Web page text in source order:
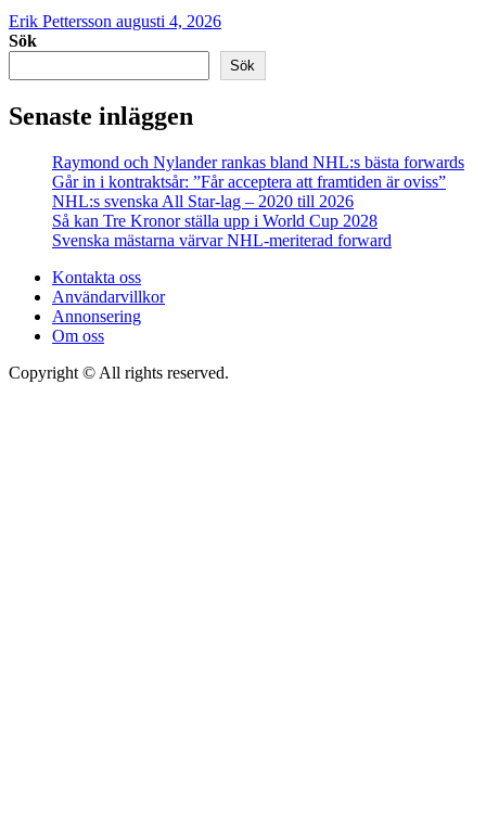
Erik Pettersson augusti 4, 2026
Sök
Sök
Senaste inläggen
Raymond och Nylander rankas bland NHL:s bästa forwards
Går in i kontraktsår: ”Får acceptera att framtiden är oviss”
NHL:s svenska All Star-lag – 2020 till 2026
Så kan Tre Kronor ställa upp i World Cup 2028
Svenska mästarna värvar NHL-meriterad forward
Kontakta oss
Användarvillkor
Annonsering
Om oss
Copyright © All rights reserved.